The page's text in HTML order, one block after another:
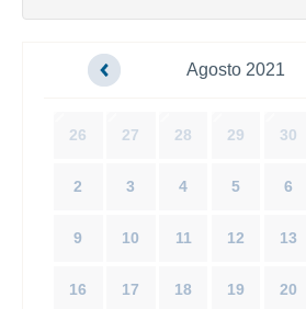
Agosto 2021
26 27 28 29 30
2 3 4 5 6
9 10 11 12 13
16 17 18 19 20